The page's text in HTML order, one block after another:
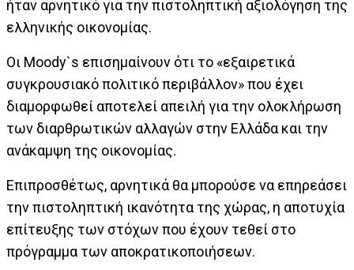
ήταν αρνητικό για την πιστοληπτική αξιολόγηση της
ελληνικής οικονομίας.
Οι Μοοdy`s επισημαίνουν ότι το «εξαιρετικά
συγκρουσιακό πολιτικό περιβάλλον» που έχει
διαμορφωθεί αποτελεί απειλή για την ολοκλήρωση
των διαρθρωτικών αλλαγών στην Ελλάδα και την
ανάκαμψη της οικονομίας.
Επιπροσθέτως, αρνητικά θα μπορούσε να επηρεάσει
την πιστοληπτική ικανότητα της χώρας, η αποτυχία
επίτευξης των στόχων που έχουν τεθεί στο
πρόγραμμα των αποκρατικοποιήσεων.